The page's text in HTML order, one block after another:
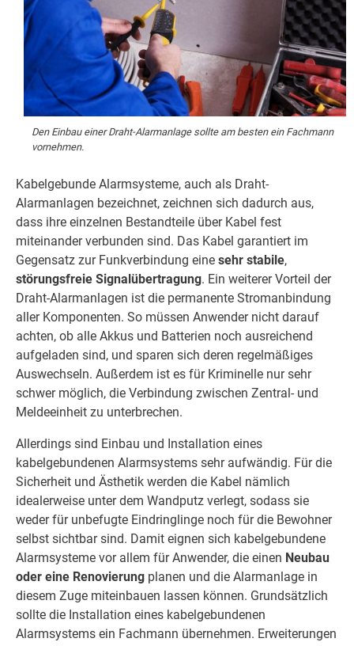
Den Einbau einer Draht-Alarmanlage sollte am besten ein Fachmann
vornehmen.
Kabelgebunde Alarmsysteme, auch als Draht-
Alarmanlagen bezeichnet, zeichnen sich dadurch aus,
dass ihre einzelnen Bestandteile über Kabel fest
miteinander verbunden sind. Das Kabel garantiert im
Gegensatz zur Funkverbindung eine sehr stabile,
störungsfreie Signalübertragung. Ein weiterer Vorteil der
Draht-Alarmanlagen ist die permanente Stromanbindung
aller Komponenten. So müssen Anwender nicht darauf
achten, ob alle Akkus und Batterien noch ausreichend
aufgeladen sind, und sparen sich deren regelmäßiges
Auswechseln. Außerdem ist es für Kriminelle nur sehr
schwer möglich, die Verbindung zwischen Zentral- und
Meldeeinheit zu unterbrechen.
Allerdings sind Einbau und Installation eines
kabelgebundenen Alarmsystems sehr aufwändig. Für die
Sicherheit und Ästhetik werden die Kabel nämlich
idealerweise unter dem Wandputz verlegt, sodass sie
weder für unbefugte Eindringlinge noch für die Bewohner
selbst sichtbar sind. Damit eignen sich kabelgebundene
Alarmsysteme vor allem für Anwender, die einen Neubau
oder eine Renovierung planen und die Alarmanlage in
diesem Zuge miteinbauen lassen können. Grundsätzlich
sollte die Installation eines kabelgebundenen
Alarmsystems ein Fachmann übernehmen. Erweiterungen